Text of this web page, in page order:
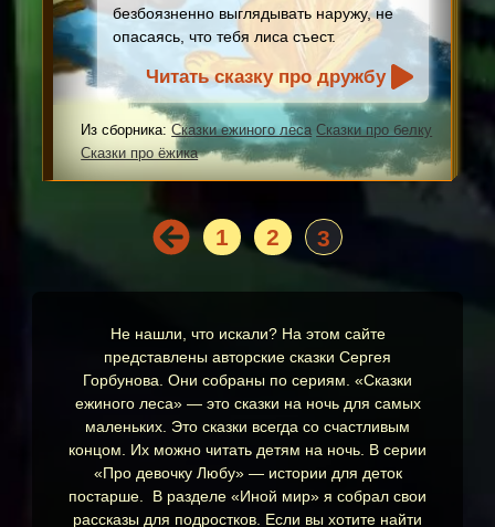
безбоязненно выглядывать наружу, не
опасаясь, что тебя лиса съест.
Читать сказку про дружбу
Из сборника: Сказки ежиного леса Сказки про белку
Сказки про ёжика
1 2 3
Не нашли, что искали? На этом сайте
представлены авторские сказки Сергея
Горбунова. Они собраны по сериям. «Сказки
ежиного леса» — это сказки на ночь для самых
маленьких. Это сказки всегда со счастливым
концом. Их можно читать детям на ночь. В серии
«Про девочку Любу» — истории для деток
постарше. В разделе «Иной мир» я собрал свои
рассказы для подростков. Если вы хотите найти